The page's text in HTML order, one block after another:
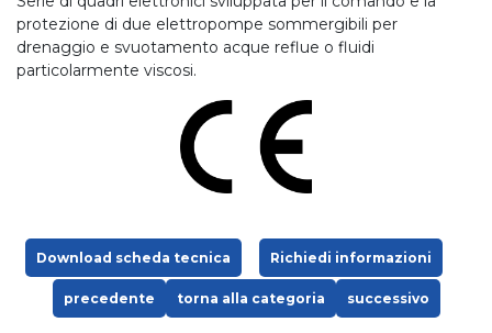
protezione di due elettropompe sommergibili per
drenaggio e svuotamento acque reflue o fluidi
particolarmente viscosi.
Download scheda tecnica Richiedi informazioni
precedente torna alla categoria successivo